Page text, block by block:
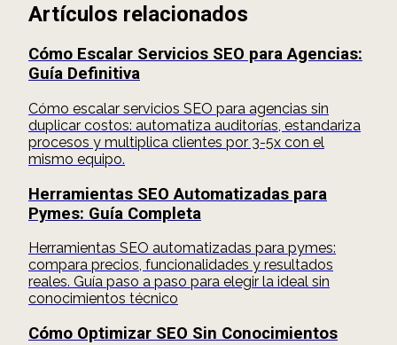
Artículos relacionados
Cómo Escalar Servicios SEO para Agencias:
Guía Definitiva
Cómo escalar servicios SEO para agencias sin
duplicar costos: automatiza auditorías, estandariza
procesos y multiplica clientes por 3-5x con el
mismo equipo.
Herramientas SEO Automatizadas para
Pymes: Guía Completa
Herramientas SEO automatizadas para pymes:
compara precios, funcionalidades y resultados
reales. Guía paso a paso para elegir la ideal sin
conocimientos técnico
Cómo Optimizar SEO Sin Conocimientos